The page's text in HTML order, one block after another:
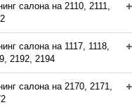
салона на 2110, 2111,
салона на 1117, 1118,
2192, 2194
салона на 2170, 2171,